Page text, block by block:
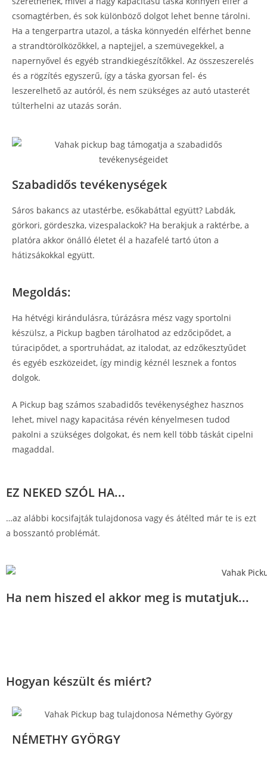
csomagtérben, és sok különböző dolgot lehet benne tárolni.
Ha a tengerpartra utazol, a táska könnyedén elférhet benne
a strandtörölközőkkel, a naptejjel, a szemüvegekkel, a
napernyővel és egyéb strandkiegészítőkkel. Az összeszerelés
és a rögzítés egyszerű, így a táska gyorsan fel- és
leszerelhető az autóról, és nem szükséges az autó utasterét
túlterhelni az utazás során.
Szabadidős tevékenységek
Sáros bakancs az utastérbe, esőkabáttal együtt? Labdák,
görkori, gördeszka, vizespalackok? Ha berakjuk a raktérbe, a
platóra akkor önálló életet él a hazafelé tartó úton a
hátizsákokkal együtt.
Megoldás:
Ha hétvégi kirándulásra, túrázásra mész vagy sportolni
készülsz, a Pickup bagben tárolhatod az edzőcipődet, a
túracipődet, a sportruhádat, az italodat, az edzőkesztyűdet
és egyéb eszközeidet, így mindig kéznél lesznek a fontos
dolgok.
A Pickup bag számos szabadidős tevékenységhez hasznos
lehet, mivel nagy kapacitása révén kényelmesen tudod
pakolni a szükséges dolgokat, és nem kell több táskát cipelni
magaddal.
EZ NEKED SZÓL HA...
…az alábbi kocsifajták tulajdonosa vagy és átélted már te is ezt
a bosszantó problémát.
Ha nem hiszed el akkor meg is mutatjuk...
Hogyan készült és miért?
NÉMETHY GYÖRGY